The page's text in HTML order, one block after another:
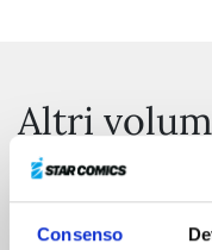
Consenso
Altri